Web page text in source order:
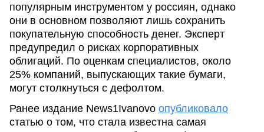
популярным инструментом у россиян, однако
они в основном позволяют лишь сохранить
покупательную способность денег. Эксперт
предупредил о рисках корпоративных
облигаций. По оценкам специалистов, около
25% компаний, выпускающих такие бумаги,
могут столкнуться с дефолтом.
Ранее издание News1Ivanovo опубликовало
статью о том, что стала известна самая